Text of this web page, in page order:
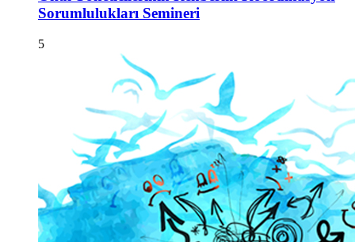
Sorumlulukları Semineri
5